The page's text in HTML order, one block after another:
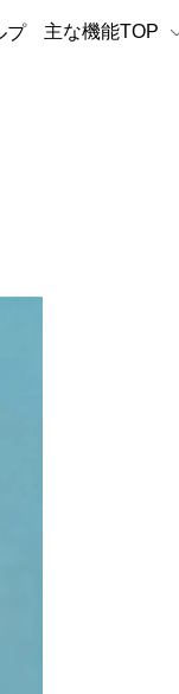
プ 主な機能TOP